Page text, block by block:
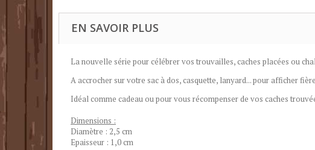
EN SAVOIR PLUS
La nouvelle série pour célébrer vos trouvailles, caches placées ou
A accrocher sur votre sac à dos, casquette, lanyard... pour afficher
Idéal comme cadeau ou pour vous récompenser de vos caches
Dimensions :
Diamètre : 2,5 cm
Epaisseur : 1,0 cm